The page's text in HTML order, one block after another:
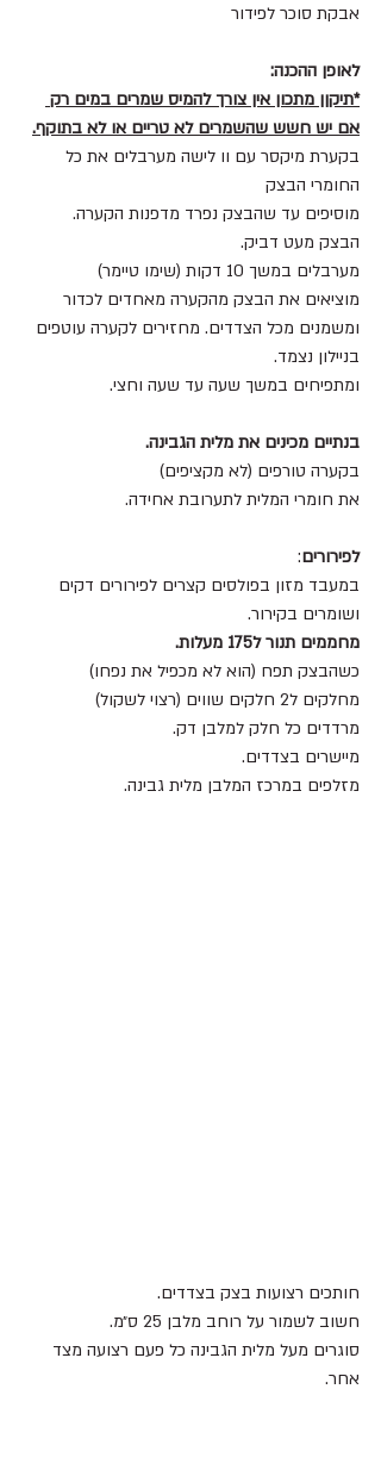
אבקת סוכר לפידור
לאופן ההכנה:
*תיקןן מתכון אין צורך להמיס שמרים במים רק
אם יש חשש שהשמרים לא טריים או לא בתוקף.
בקערת מיקסר עם וו לישה מערבלים את כל
החומרי הבצק
מוסיפים עד שהבצק נפרד מדפנות הקערה.
הבצק מעט דביק.
מערבלים במשך 10 דקות (שימו טיימר)
מוציאים את הבצק מהקערה מאחדים לכדור
ומשמנים מכל הצדדים. מחזירים לקערה עוטפים
בניילון נצמד.
ומתפיחים במשך שעה עד שעה וחצי.
בנתיים מכינים את מלית הגבינה.
בקערה טורפים (לא מקציפים)
את חומרי המלית לתערובת אחידה.
לפירורים:
במעבד מזון בפולסים קצרים לפירורים דקים
ושומרים בקירור.
מחממים תנור ל175 מעלות.
כשהבצק תפח (הוא לא מכפיל את נפחו)
מחלקים ל2 חלקים שווים (רצוי לשקול)
מרדדים כל חלק למלבן דק.
מיישרים בצדדים.
מזלפים במרכז המלבן מלית גבינה.
חותכים רצועות בצק בצדדים.
חשוב לשמור על רוחב מלבן 25 ס״מ.
סוגרים מעל מלית הגבינה כל פעם רצועה מצד
אחר.